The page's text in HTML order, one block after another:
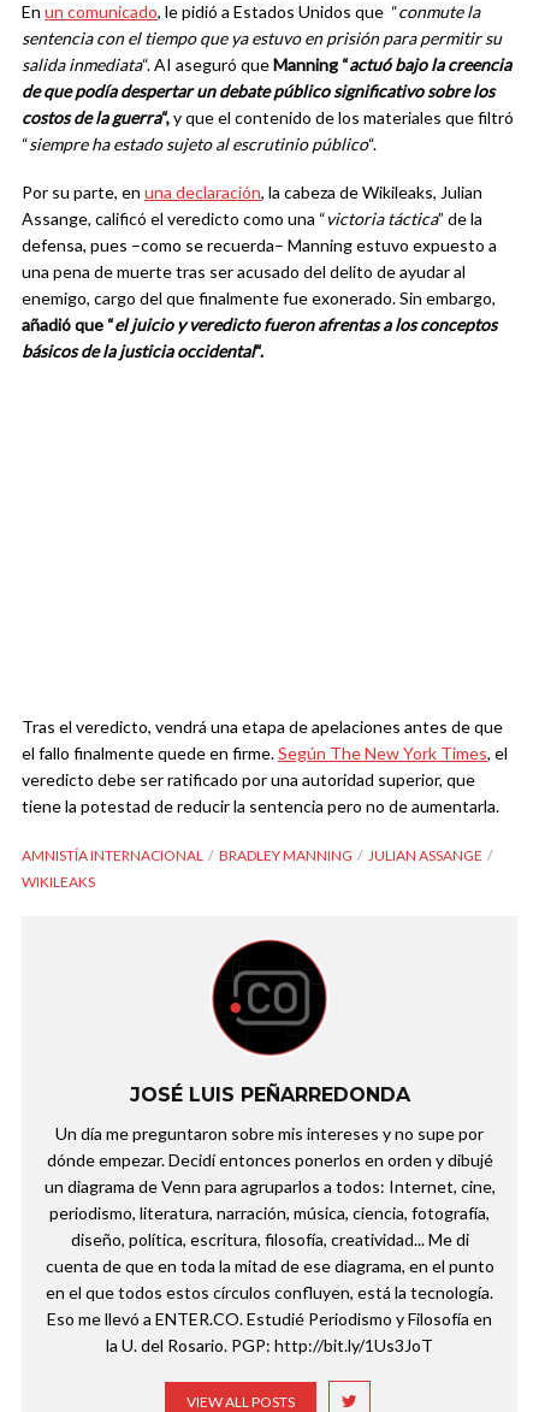
En un comunicado, le pidió a Estados Unidos que “conmute la
sentencia con el tiempo que ya estuvo en prisión para permitir su
salida inmediata“. AI aseguró queManning “actuó bajo la creencia
de que podía despertar un debate público significativo sobre los
costos de la guerra“,y que el contenido de los materiales que filtró
“siempre ha estado sujeto al escrutinio público“.
Por su parte, en una declaración, la cabeza de Wikileaks, Julian
Assange, calificó el veredicto como una “victoria táctica” de la
defensa, pues –como se recuerda– Manning estuvo expuesto a
una pena de muerte tras ser acusado del delito de ayudar al
enemigo, cargo del que finalmente fue exonerado. Sin embargo,
añadió que “el juicio y veredicto fueron afrentas a los conceptos
básicos de la justicia occidental“.
Tras el veredicto, vendrá una etapa de apelaciones antes de que
el fallo finalmente quede en firme.Según The New York Times, el
veredicto debe ser ratificado por una autoridad superior, que
tiene la potestad de reducir la sentencia pero no de aumentarla.
AMNISTÍA INTERNACIONAL BRADLEY MANNING
JULIAN ASSANGE
WIKILEAKS
JOSÉ LUIS PEÑARREDONDA
Un día me preguntaron sobre mis intereses y no supe por
dónde empezar. Decidí entonces ponerlos en orden y dibujé
un diagrama de Venn para agruparlos a todos: Internet, cine,
periodismo, literatura, narración, música, ciencia, fotografía,
diseño, política, escritura, filosofía, creatividad... Me di
cuenta de que en toda la mitad de ese diagrama, en el punto
en el que todos estos círculos confluyen, está la tecnología.
Eso me llevó a ENTER.CO. Estudié Periodismo y Filosofía en
la U. del Rosario. PGP: http://bit.ly/1Us3JoT
VIEW ALL POSTS